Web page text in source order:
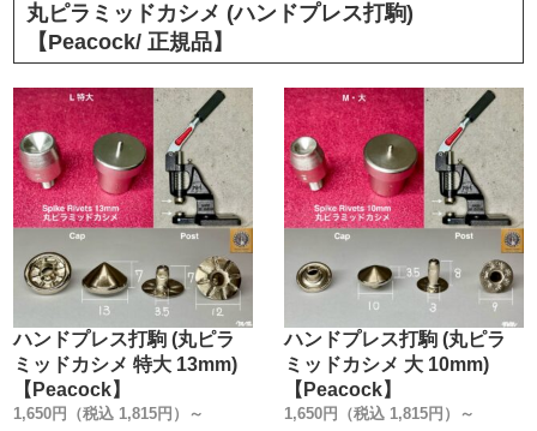
丸ピラミッドカシメ (ハンドプレス打駒)
【Peacock/ 正規品】
ハンドプレス打駒 (丸ピラ
ミッドカシメ 特大 13mm)
【Peacock】
1,650円（税込 1,815円）～
ハンドプレス打駒 (丸ピラ
ミッドカシメ 大 10mm)
【Peacock】
1,650円（税込 1,815円）～